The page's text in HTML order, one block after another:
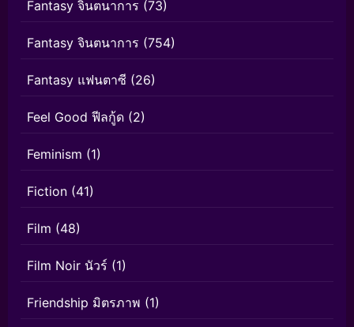
Fantasy จินตนาการ (73)
Fantasy จินตนาการ (754)
Fantasy แฟนตาซี (26)
Feel Good ฟีลกู้ด (2)
Feminism (1)
Fiction (41)
Film (48)
Film Noir นัวร์ (1)
Friendship มิตรภาพ (1)